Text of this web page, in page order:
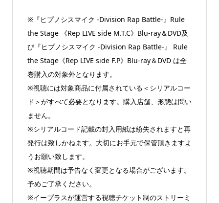
※『ヒプノシスマイク -Division Rap Battle-』Rule
the Stage 《Rep LIVE side M.T.C》Blu-ray＆DVD及
び『ヒプノシスマイク -Division Rap Battle-』 Rule
the Stage《Rep LIVE side F.P》Blu-ray＆DVD は全
巻購入の対象外となります。
※視聴には対象商品に付属されている＜シリアルコー
ド＞がすべて必要となります。購入店舗、形態は問い
ません。
※シリアルコード記載の封入用紙は紛失されますと再
発行は致しかねます。大切にお手元で保管頂きますよ
うお願い致します。
※視聴期間は予告なく変更となる場合がございます。
予めご了承ください。
※イープラスが運営する視聴チケット制のストリーミ